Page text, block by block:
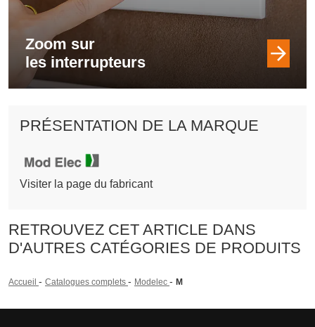
Zoom sur
les interrupteurs
PRÉSENTATION DE LA MARQUE
Visiter la page du fabricant
RETROUVEZ CET ARTICLE DANS
D'AUTRES CATÉGORIES DE PRODUITS
Accueil - Catalogues complets - Modelec - M